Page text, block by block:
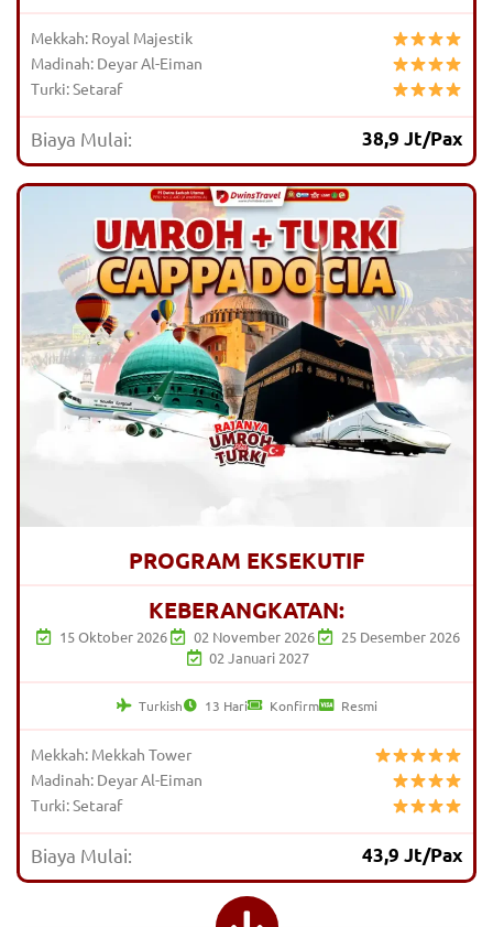
Mekkah: Royal Majestik
Madinah: Deyar Al-Eiman
Turki: Setaraf
Biaya Mulai: 38,9 Jt/Pax
PROGRAM EKSEKUTIF
KEBERANGKATAN:
15 Oktober 2026 02 November 2026
25 Desember 2026
02 Januari 2027
Turkish 13 Hari Konfirm Resmi
Mekkah: Mekkah Tower
Madinah: Deyar Al-Eiman
Turki: Setaraf
Biaya Mulai: 43,9 Jt/Pax